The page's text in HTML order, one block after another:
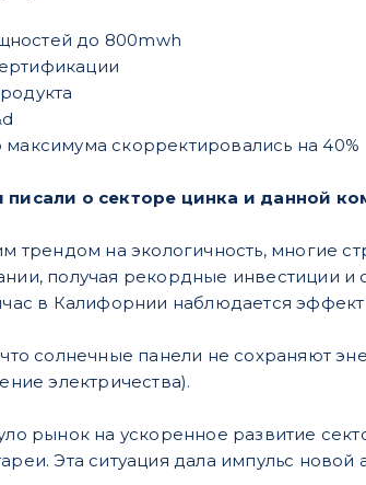
до 800mwh
максимума скорректировались на 40%
писали о секторе цинка и данной
трендом на экологичность, многие
получая рекордные инвестиции и
в Калифорнии наблюдается
солнечные панели не сохраняют
электричества).
рынок на ускоренное развитие
Эта ситуация дала импульс